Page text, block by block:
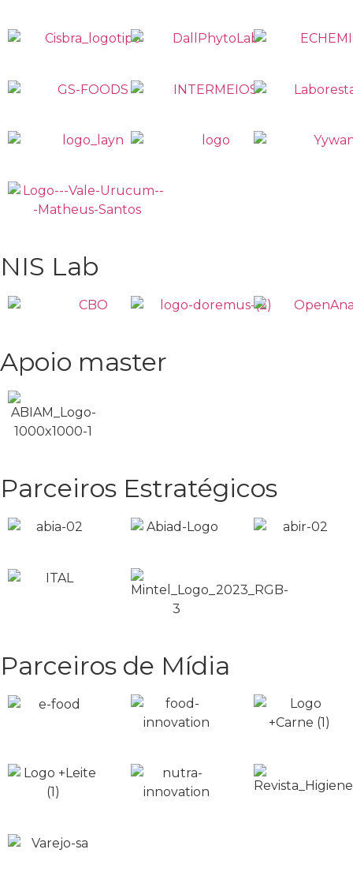
NIS Lab
Apoio master
Parceiros Estratégicos
Parceiros de Mídia